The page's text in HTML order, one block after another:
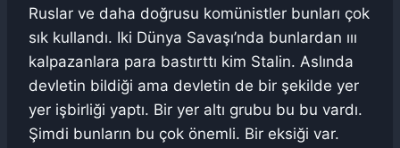
Ruslar ve daha doğrusu komünistler bunları çok
sık kullandı. Iki Dünya Savaşı’nda bunlardan ııı
kalpazanlara para bastırttı kim Stalin. Aslında
devletin bildiği ama devletin de bir şekilde yer
yer işbirliği yaptı. Bir yer altı grubu bu bu vardı.
Şimdi bunların bu çok önemli. Bir eksiği var.